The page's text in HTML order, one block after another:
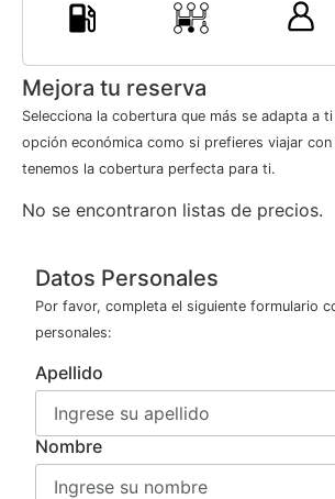
Mejora tu reserva
Selecciona la cobertura que más se adapta a
opción económica como si prefieres viajar
tenemos la cobertura perfecta para ti.
No se encontraron listas de precios.
Datos Personales
Por favor, completa el siguiente formulario
personales:
Apellido
Nombre